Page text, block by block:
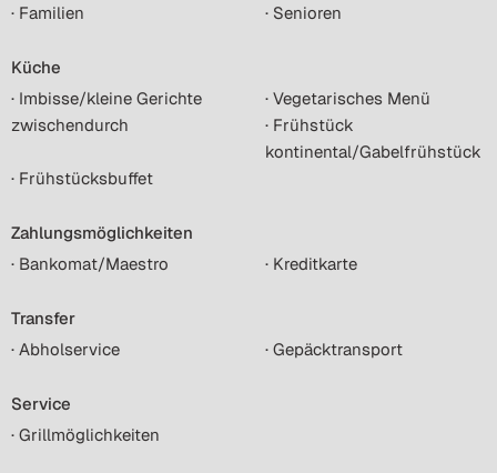
· Familien
· Senioren
Küche
· Imbisse/kleine Gerichte
zwischendurch
· Vegetarisches Menü
· Frühstück
kontinental/Gabelfrühstück
· Frühstücksbuffet
Zahlungsmöglichkeiten
· Bankomat/Maestro
· Kreditkarte
Transfer
· Abholservice
· Gepäcktransport
Service
· Grillmöglichkeiten